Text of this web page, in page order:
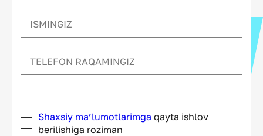
Shaxsiy ma’lumotlarimga qayta ishlov
berilishiga roziman